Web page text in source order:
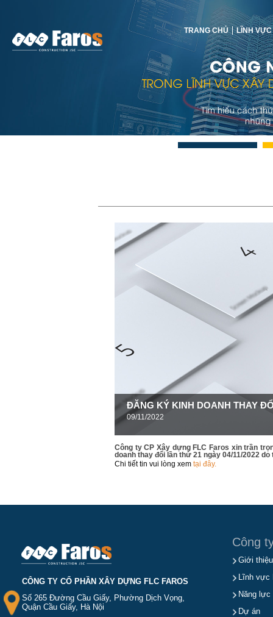
TRANG CHỦ LĨNH
ĐĂNG KÝ KINH DOANH THAY
09/11/2022
Công ty CP Xây dựng FLC Faros xin trần
doanh thay đổi lần thứ 21 ngày 04/11/2022
Chi tiết tin vui lòng xem tại đây.
CÔNG TY CỔ PHẦN XÂY DỰNG FLC FAROS
Số 265 Đường Cầu Giấy, Phường Dịch Vọng,
Quận Cầu Giấy, Hà Nội
Công
Giới thiệu
Lĩnh vực
Năng lực
Dự án